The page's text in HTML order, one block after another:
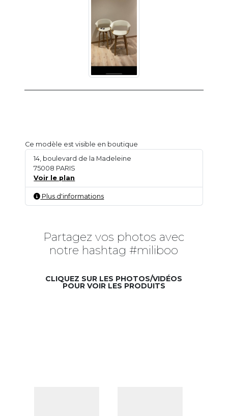
Ce modèle est visible en boutique
14, boulevard de la Madeleine
75008 PARIS
Voir le plan
Plus d'informations
Partagez vos photos avec
notre hashtag #miliboo
CLIQUEZ SUR LES PHOTOS/VIDÉOS
POUR VOIR LES PRODUITS